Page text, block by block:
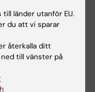
Psykisk ohälsa
länder utanför EU.
du att vi sparar
återkalla ditt
till vänster på